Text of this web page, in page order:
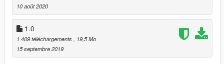
por privado mediante Twitter, Instagram o Discord.
Twitter e Instagram: @mmodsgtav
Discord: mmodsgtav#3554
En caso de hacer una pintura, publica solo los ytd y
proporciona este enlace para descargar los yft.
10 août 2020
1.0
1 409 téléchargements, 19,5 Mo
15 septembre 2019